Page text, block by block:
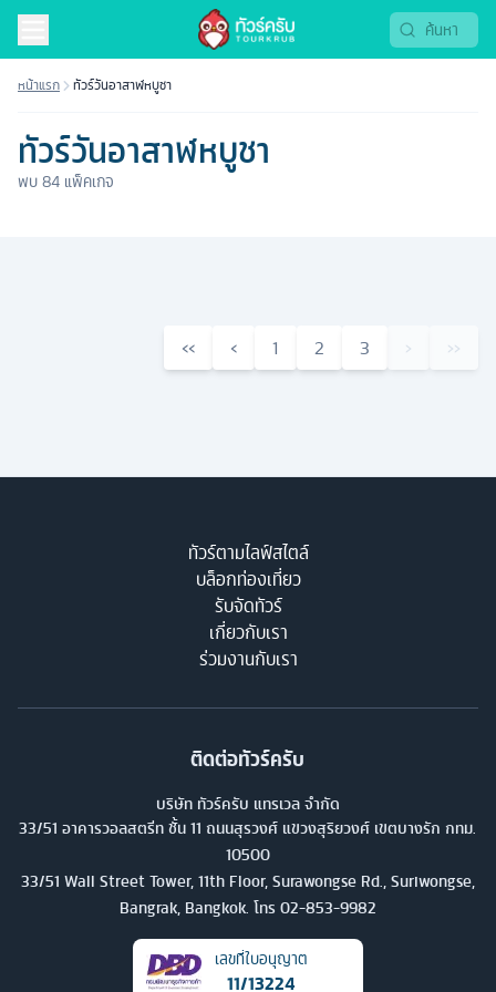
หน้าแรก ทัวร์วันอาสาฬหบูชา
ทัวร์วันอาสาฬหบูชา
พบ84 แพ็คเกจ
‹‹ ‹ 1 2 3 › ››
ทัวร์ตามไลฟ์สไตล์
บล็อกท่องเที่ยว
รับจัดทัวร์
เกี่ยวกับเรา
ร่วมงานกับเรา
ติดต่อทัวร์ครับ
บริษัท ทัวร์ครับ แทรเวล จำกัด
33/51 อาคารวอลสตรีท ชั้น 11 ถนนสุรวงศ์ แขวงสุริยวงศ์ เขตบางรัก กทม.
10500
33/51 Wall Street Tower, 11th Floor, Surawongse Rd., Suriwongse,
Bangrak, Bangkok. โทร 02-853-9982
เลขที่ใบอนุญาต
11/13224